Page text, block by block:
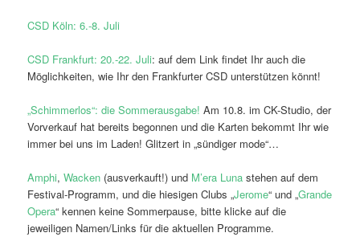
CSD Köln: 6.-8. Juli
CSD Frankfurt: 20.-22. Juli: auf dem Link findet Ihr auch die
Möglichkeiten, wie Ihr den Frankfurter CSD unterstützen könnt!
„Schimmerlos“: die Sommerausgabe! Am 10.8. im CK-Studio, der
Vorverkauf hat bereits begonnen und die Karten bekommt Ihr wie
immer bei uns im Laden! Glitzert in „sündiger mode“…
Amphi,Wacken (ausverkauft!) und M’era Luna stehen auf dem
Festival-Programm, und die hiesigen Clubs „Jerome“ und „Grande
Opera“ kennen keine Sommerpause, bitte klicke auf die
jeweiligen Namen/Links für die aktuellen Programme.